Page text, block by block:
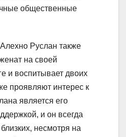
общественные
Руслан также
на своей
и воспитывает двоих
проявляют интерес к
является его
и он всегда
несмотря на